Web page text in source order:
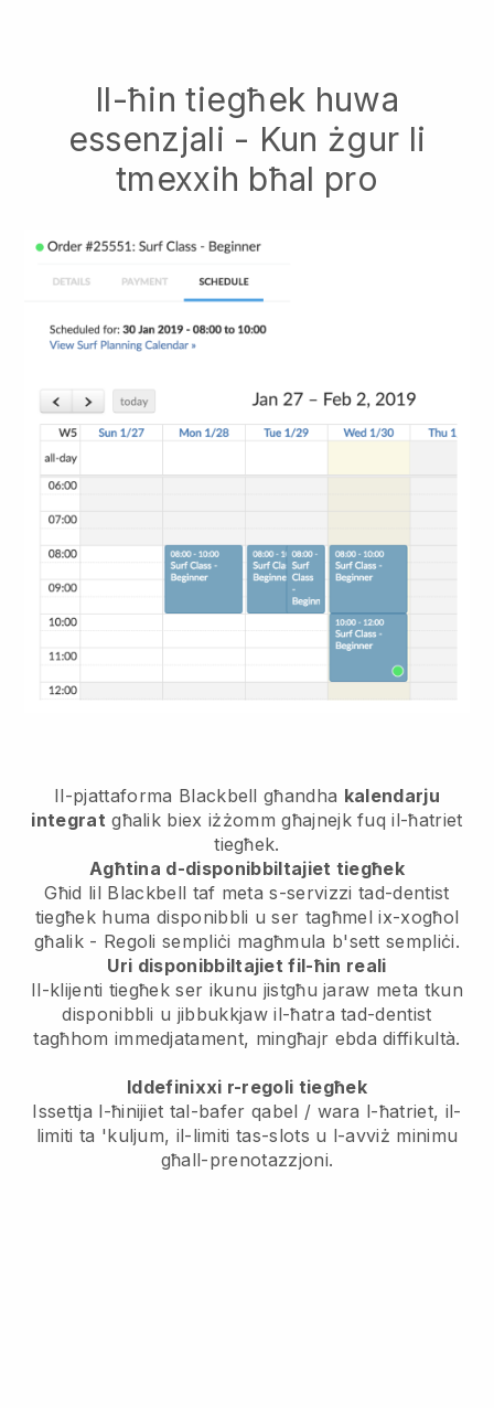
Il-ħin tiegħek huwa
essenzjali - Kun żgur li
tmexxih bħal pro
Il-pjattaforma Blackbell għandha kalendarju
integrat għalik biex iżżomm għajnejk fuq il-ħatriet
tiegħek.
Agħtina d-disponibbiltajiet tiegħek
Għid lil Blackbell taf meta s-servizzi tad-dentist
tiegħek huma disponibbli u ser tagħmel ix-xogħol
għalik - Regoli sempliċi magħmula b'sett sempliċi.
Uri disponibbiltajiet fil-ħin reali
Il-klijenti tiegħek ser ikunu jistgħu jaraw meta tkun
disponibbli u jibbukkjaw il-ħatra tad-dentist
tagħhom immedjatament, mingħajr ebda diffikultà.
Iddefinixxi r-regoli tiegħek
Issettja l-ħinijiet tal-bafer qabel / wara l-ħatriet, il-
limiti ta 'kuljum, il-limiti tas-slots u l-avviż minimu
għall-prenotazzjoni.